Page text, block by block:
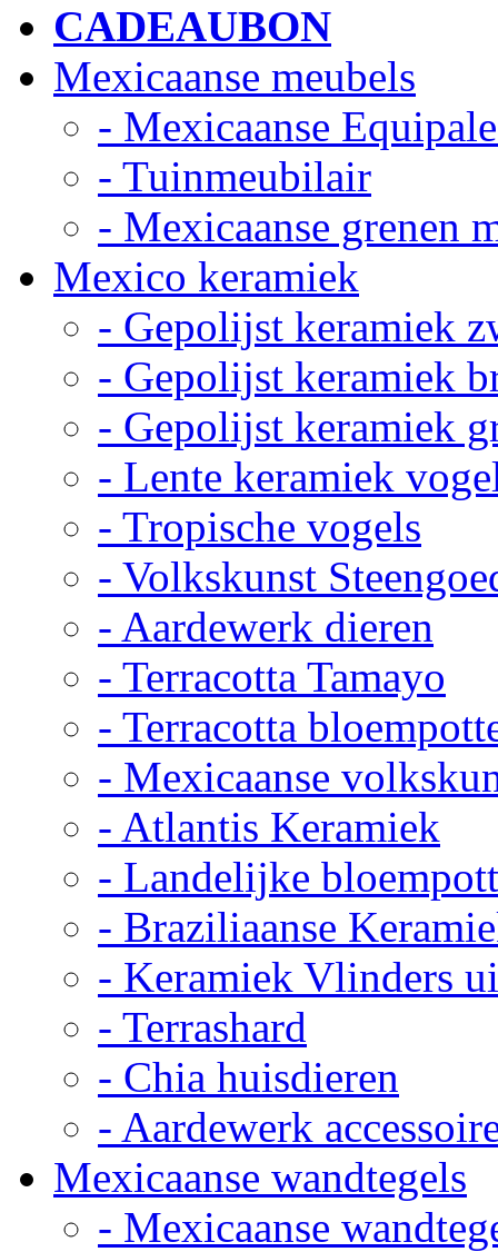
CADEAUBON
Mexicaanse meubels
- Mexicaanse
- Tuinmeubilair
- Mexicaanse grenen
Mexico keramiek
- Gepolijst keramiek
- Gepolijst keramiek
- Gepolijst keramiek
- Lente keramiek
- Tropische vogels
- Volkskunst
- Aardewerk dieren
- Terracotta Tamayo
- Terracotta
- Mexicaanse
- Atlantis Keramiek
- Landelijke
- Braziliaanse
- Keramiek Vlinders
- Terrashard
- Chia huisdieren
- Aardewerk
Mexicaanse wandtegels
- Mexicaanse